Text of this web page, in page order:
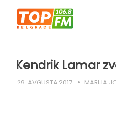
content
Kendrik Lamar
29. AVGUSTA 2017. MARIJA